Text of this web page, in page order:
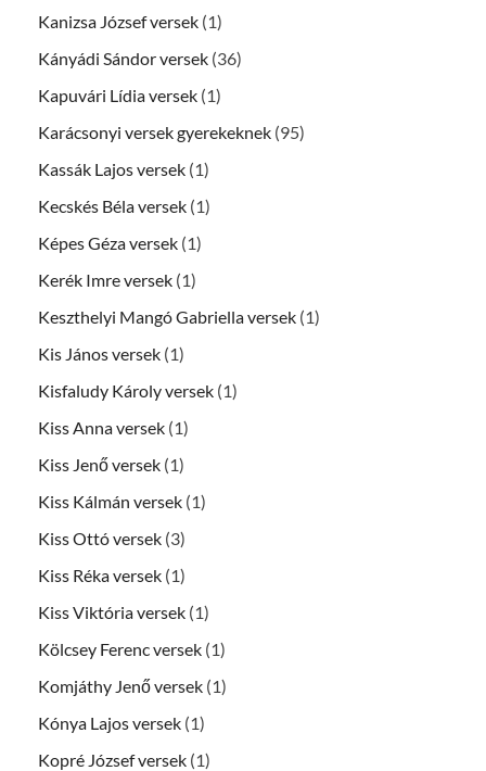
Kanizsa József versek (1)
Kányádi Sándor versek (36)
Kapuvári Lídia versek (1)
Karácsonyi versek gyerekeknek (95)
Kassák Lajos versek (1)
Kecskés Béla versek (1)
Képes Géza versek (1)
Kerék Imre versek (1)
Keszthelyi Mangó Gabriella versek (1)
Kis János versek (1)
Kisfaludy Károly versek (1)
Kiss Anna versek (1)
Kiss Jenő versek (1)
Kiss Kálmán versek (1)
Kiss Ottó versek (3)
Kiss Réka versek (1)
Kiss Viktória versek (1)
Kölcsey Ferenc versek (1)
Komjáthy Jenő versek (1)
Kónya Lajos versek (1)
Kopré József versek (1)